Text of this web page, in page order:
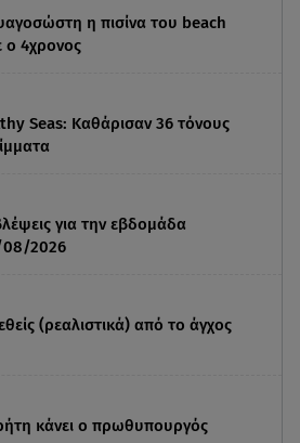
η πισίνα του beach
ο 4χρονος
Seas: Καθάρισαν 36 τόνους
για την εβδομάδα
2026
(ρεαλιστικά) από το άγχος
κάνει ο πρωθυπουργός